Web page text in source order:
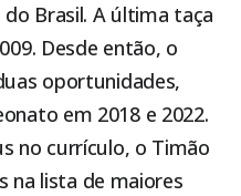
Brasil. A última taça
Desde então, o
oportunidades,
em 2018 e 2022.
no currículo, o Timão
na lista de maiores